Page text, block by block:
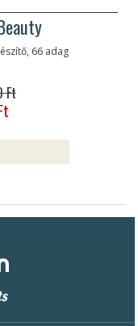
66 adag
Ft